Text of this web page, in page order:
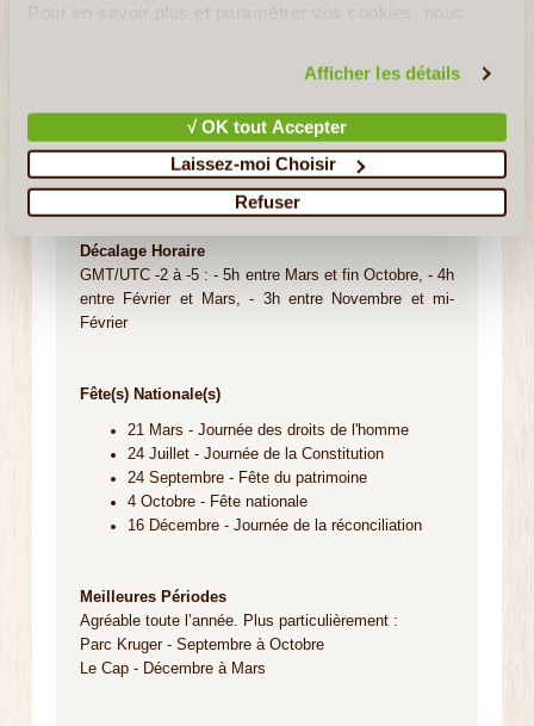
Pour en savoir plus et paramétrer vos cookies, nous
Afficher les détails
√ OK tout Accepter
Laissez-moi Choisir
Refuser
Monnaie Nationale
Real (BRL)
Décalage Horaire
GMT/UTC -2 à -5 : - 5h entre Mars et fin Octobre, - 4h
entre Février et Mars, - 3h entre Novembre et mi-
Février
Fête(s) Nationale(s)
21 Mars - Journée des droits de l'homme
24 Juillet - Journée de la Constitution
24 Septembre - Fête du patrimoine
4 Octobre - Fête nationale
16 Décembre - Journée de la réconciliation
Meilleures Périodes
Agréable toute l’année. Plus particulièrement :
Parc Kruger - Septembre à Octobre
Le Cap - Décembre à Mars